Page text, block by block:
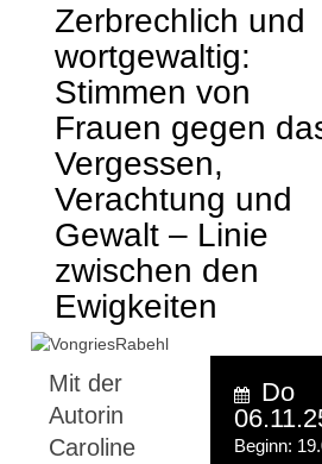
Zerbrechlich und
wortgewaltig:
Stimmen von
Frauen gegen
Vergessen,
Verachtung und
Gewalt – Linie
zwischen den
Ewigkeiten
Mit der
Autorin
Caroline
Do
Beginn: